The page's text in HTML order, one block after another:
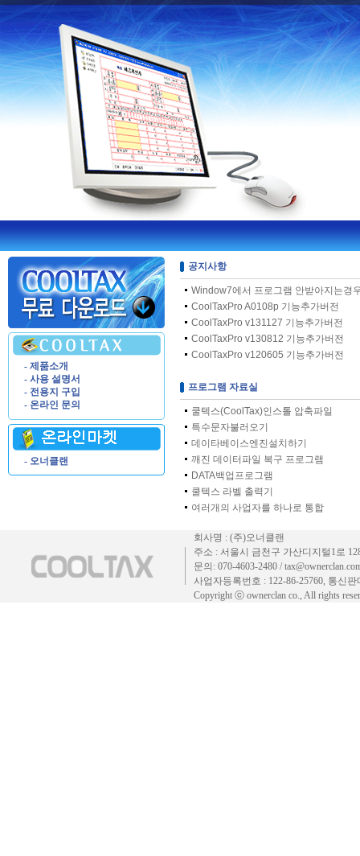
- 제품소개
- 사용 설명서
- 전용지 구입
- 온라인 문의
- 오너클랜
공지사항
Window7에서 프로그램 안받아지는경
CoolTaxPro A0108p 기능추가버전
CoolTaxPro v131127 기능추가버전
CoolTaxPro v130812 기능추가버전
CoolTaxPro v120605 기능추가버전
프로그램 자료실
쿨텍스(CoolTax)인스톨 압축파일
특수문자불러오기
데이타베이스엔진설치하기
깨진 데이터파일 복구 프로그램
DATA백업프로그램
쿨텍스 라벨 출력기
여러개의 사업자를 하나로 통합
회사명 : (주)오너클랜
주소 : 서울시 금천구 가산디지털1로
문의: 070-4603-2480 /
사업자등록번호 : 122-86-25760, 통신
Copyright ⓒ ownerclan co., All rights